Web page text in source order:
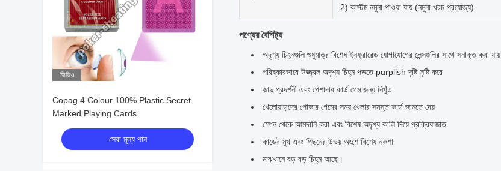
ভিডিও
Copag 4 Colour 100% Plastic Secret
Marked Playing Cards
সেরা মূল্য পান
2) কাস্টম নমুনা পাওয়া যায় (নমুনা খরচ প্রযোজ্য)
পণ্যের বৈশিষ্ট্য
অদৃশ্য চিহ্নগুলি শুধুমাত্র বিশেষ ইনফ্রারেড যোগাযোগের লেন্সগুলির সাথে সনাক্ত করা যায়
পরিষ্কারভাবে উজ্জ্বল অদৃশ্য চিহ্ন পড়তে purplish দৃষ্টি সৃষ্টি করে
জাদু প্রদর্শনী এবং পেশাদার কার্ড গেম জন্য নিখুঁত
খেলোয়াড়দের পোকার গেমের সময় খেলার সমস্ত কার্ড জানতে দেয়
স্পেন থেকে আমদানি করা এবং বিশেষ অদৃশ্য কালি দিয়ে প্রক্রিয়াজাত
কার্ডের মুখ এবং পিছনের উভয় অংশে বিশেষ নকশা
মাঝখানে বড় বড় চিহ্ন আছে।